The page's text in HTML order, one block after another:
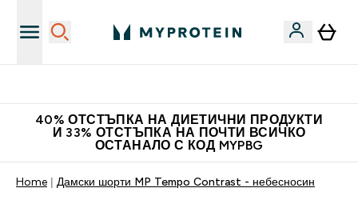
40% ОТСТЪПКА НА ДИЕТИЧНИ ПРОДУКТИ
И 33% ОТСТЪПКА НА ПОЧТИ ВСИЧКО
ОСТАНАЛО С КОД MYPBG
Home Дамски шорти MP Tempo Contrast - небесносин